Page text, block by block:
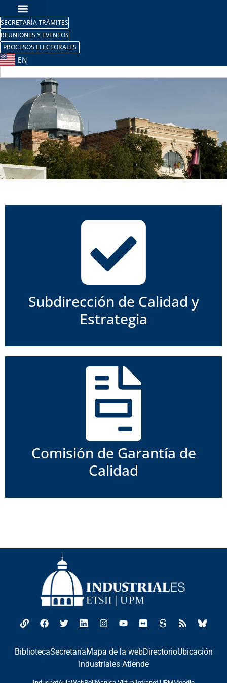
SECRETARÍA TRÁMITES
REUNIONES Y EVENTOS
PROCESOS ELECTORALES
EN
Subdirección de Calidad y
Estrategia
Comisión de Garantía de
Calidad
BibliotecaSecretaríaMapa de la webDirectorioUbicación
Industriales Atiende